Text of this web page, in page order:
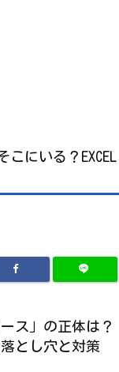
こにいる？
ース」の正体は
とし穴と対策